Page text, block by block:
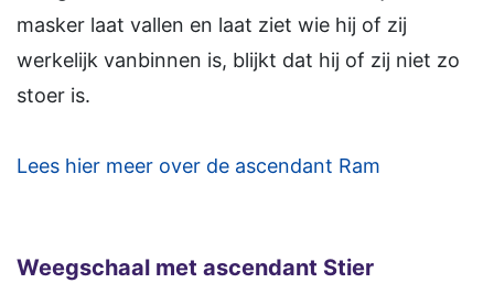
masker laat vallen en laat ziet wie hij of zij
werkelijk vanbinnen is, blijkt dat hij of zij niet zo
stoer is.
Lees hier meer over de ascendant Ram
Weegschaal met ascendant Stier